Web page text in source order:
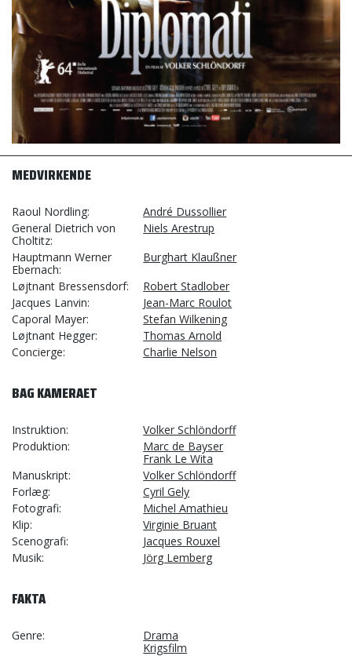
MEDVIRKENDE
Raoul Nordling
André Dussollier
General Dietrich von
Choltitz
Niels Arestrup
Hauptmann Werner
Ebernach
Burghart Klaußner
Løjtnant Bressensdorf
Robert Stadlober
Jacques Lanvin
Jean-Marc Roulot
Caporal Mayer
Stefan Wilkening
Løjtnant Hegger
Thomas Arnold
Concierge
Charlie Nelson
BAG KAMERAET
Instruktion
Volker Schlöndorff
Produktion
Marc de Bayser
Frank Le Wita
Manuskript
Volker Schlöndorff
Forlæg
Cyril Gely
Fotografi
Michel Amathieu
Klip
Virginie Bruant
Scenografi
Jacques Rouxel
Musik
Jörg Lemberg
FAKTA
Genre
Drama
Krigsfilm